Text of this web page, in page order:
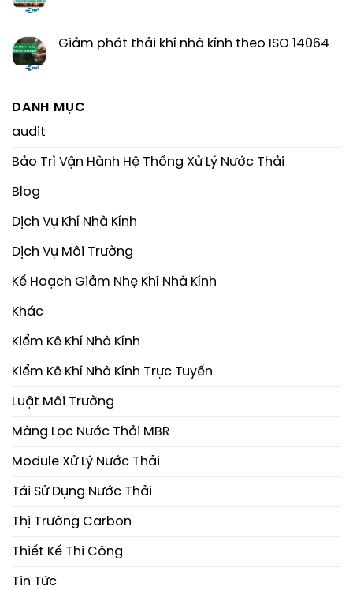
Giảm phát thải khí nhà kính theo ISO 14064
DANH MỤC
audit
Bảo Trì Vận Hành Hệ Thống Xử Lý Nước Thải
Blog
Dịch Vụ Khí Nhà Kính
Dịch Vụ Môi Trường
Kế Hoạch Giảm Nhẹ Khí Nhà Kính
Khác
Kiểm Kê Khí Nhà Kính
Kiểm Kê Khí Nhà Kính Trực Tuyến
Luật Môi Trường
Màng Lọc Nước Thải MBR
Module Xử Lý Nước Thải
Tái Sử Dụng Nước Thải
Thị Trường Carbon
Thiết Kế Thi Công
Tin Tức